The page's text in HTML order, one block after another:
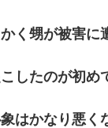
く甥が被害に
したのが初め
はかなり悪く